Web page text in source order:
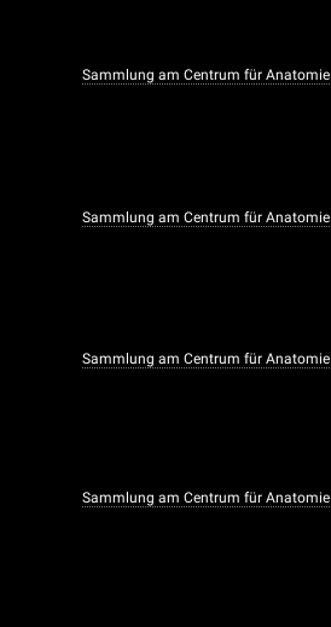
Sammlung am Centrum für Anatomie
Sammlung am Centrum für Anatomie
Sammlung am Centrum für Anatomie
Sammlung am Centrum für Anatomie